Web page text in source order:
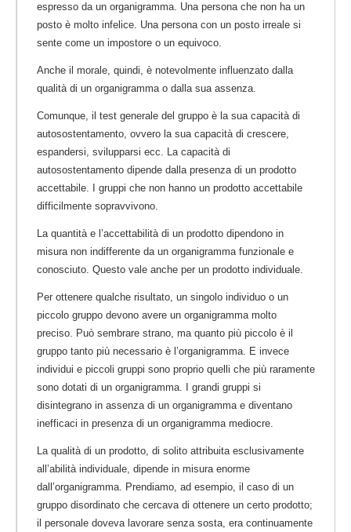
espresso da un organigramma. Una persona che non ha un
posto è molto infelice. Una persona con un posto irreale si
sente come un impostore o un equivoco.
Anche il morale, quindi, è notevolmente influenzato dalla
qualità di un organigramma o dalla sua assenza.
Comunque, il test generale del gruppo è la sua capacità di
autosostentamento, ovvero la sua capacità di crescere,
espandersi, svilupparsi ecc. La capacità di
autosostentamento dipende dalla presenza di un prodotto
accettabile. I gruppi che non hanno un prodotto accettabile
difficilmente sopravvivono.
La quantità e l’accettabilità di un prodotto dipendono in
misura non indifferente da un organigramma funzionale e
conosciuto. Questo vale anche per un prodotto individuale.
Per ottenere qualche risultato, un singolo individuo o un
piccolo gruppo devono avere un organigramma molto
preciso. Può sembrare strano, ma quanto più piccolo è il
gruppo tanto più necessario è l’organigramma. E invece
individui e piccoli gruppi sono proprio quelli che più raramente
sono dotati di un organigramma. I grandi gruppi si
disintegrano in assenza di un organigramma e diventano
inefficaci in presenza di un organigramma mediocre.
La qualità di un prodotto, di solito attribuita esclusivamente
all’abilità individuale, dipende in misura enorme
dall’organigramma. Prendiamo, ad esempio, il caso di un
gruppo disordinato che cercava di ottenere un certo prodotto;
il personale doveva lavorare senza sosta, era continuamente